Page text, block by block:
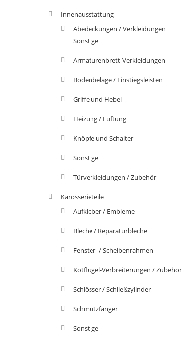
Innenausstattung
Abedeckungen / Verkleidungen
Sonstige
Armaturenbrett-Verkleidungen
Bodenbeläge / Einstiegsleisten
Griffe und Hebel
Heizung / Lüftung
Knöpfe und Schalter
Sonstige
Türverkleidungen / Zubehör
Karosserieteile
Aufkleber / Embleme
Bleche / Reparaturbleche
Fenster- / Scheibenrahmen
Kotflügel-Verbreiterungen / Zubehör
Schlösser / Schließzylinder
Schmutzfänger
Sonstige